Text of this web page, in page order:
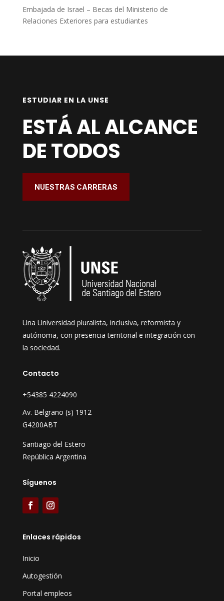
Embajada de Israel – Becas del Ministerio de
Relaciones Exteriores para estudiantes
ESTUDIAR EN LA UNSE
ESTÁ AL ALCANCE
DE TODOS
NUESTRAS CARRERAS
Una Universidad pluralista, inclusiva, reformista y
autónoma, con presencia territorial e integración con
la sociedad.
Contacto
+54385 4224090
Av. Belgrano (s) 1912
G4200ABT
Santiago del Estero
República Argentina
Síguenos
Enlaces rápidos
Inicio
Autogestión
Portal empleos